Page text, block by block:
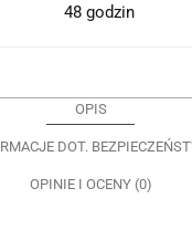
48 godzin
OPIS
DOT.
OPINIE I OCENY (0)